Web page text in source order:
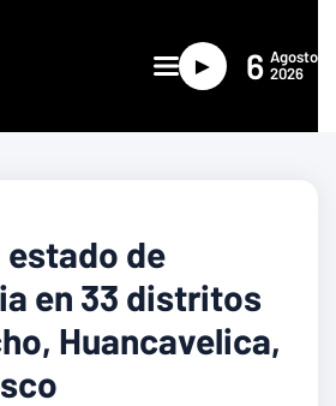
► 6 Agosto
2026
de
en 33 distritos
Huancavelica,